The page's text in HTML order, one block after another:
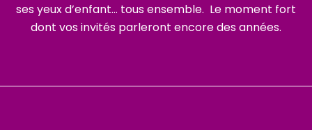
ses yeux d’enfant… tous ensemble. Le moment fort
dont vos invités parleront encore des années.